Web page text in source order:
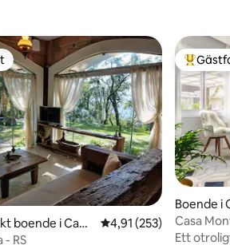
106 omdömen
boende i Cane
4,91 av 5 i
4,91 (253)
- RS
Populär
Boende i
Casa
bekvämt
Ett